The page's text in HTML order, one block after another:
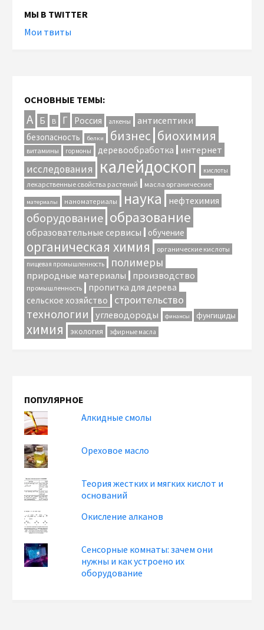
МЫ В TWITTER
Мои твиты
ОСНОВНЫЕ ТЕМЫ:
А Б В Г Россия алкены антисептики
безопасность белки бизнес биохимия
витамины гормоны деревообработка интернет
исследования калейдоскоп кислоты
лекарственные свойства растений масла органические
материалы наноматериалы наука нефтехимия
оборудование образование
образовательные сервисы обучение
органическая химия органические кислоты
пищевая промышленность полимеры
природные материалы производство
промышленность
пропитка для дерева
сельское хозяйство
строительство
технологии углеводороды финансы фунгициды
химия экология эфирные масла
ПОПУЛЯРНОЕ
Алкидные смолы
Ореховое масло
Теория жестких и мягких кислот и
оснований
Окисление алканов
Сенсорные комнаты: зачем они
нужны и как устроено их
оборудование